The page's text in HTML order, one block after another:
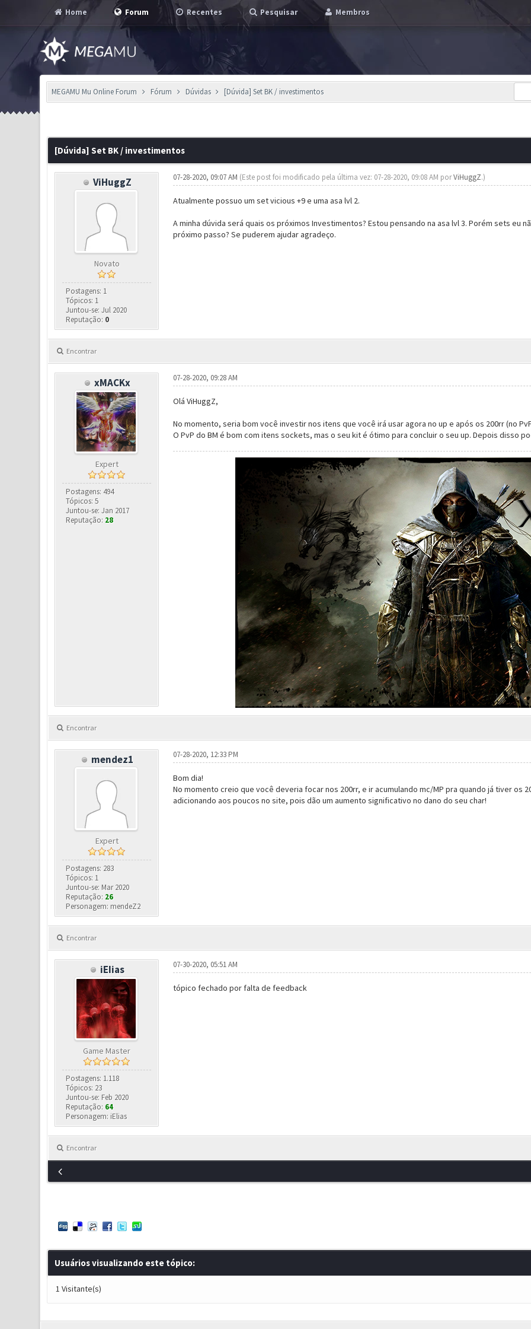
Home Forum Recentes Pesquisar Membros
MEGAMU Mu Online Forum Fórum Dúvidas [Dúvida] Set BK / investimentos
[Dúvida] Set BK / investimentos
ViHuggZ
Novato
Postagens: 1
Tópicos: 1
Juntou-se: Jul 2020
Reputação: 0
07-28-2020, 09:07 AM (Este post foi modificado pela última vez: 07-28-2020, 09:08 AM porViHuggZ.)
Atualmente possuo um set vicious +9 e uma asa lvl 2.
A minha dúvida será quais os próximos Investimentos? Estou pensando na asa lvl 3. Porém sets eu
próximo passo? Se puderem ajudar agradeço.
Encontrar
xMACKx
Expert
Postagens: 494
Tópicos: 5
Juntou-se: Jan 2017
Reputação: 28
07-28-2020, 09:28 AM
Olá ViHuggZ,
No momento, seria bom você investir nos itens que você irá usar agora no up e após os 200rr (no
O PvP do BM é bom com itens sockets, mas o seu kit é ótimo para concluir o seu up. Depois disso
Encontrar
mendez1
Expert
Postagens: 283
Tópicos: 1
Juntou-se: Mar 2020
Reputação: 26
Personagem: mendeZ2
07-28-2020, 12:33 PM
Bom dia!
No momento creio que você deveria focar nos 200rr, e ir acumulando mc/MP pra quando já tiver os
adicionando aos poucos no site, pois dão um aumento significativo no dano do seu char!
Encontrar
iEIias
Game Master
Postagens: 1.118
Tópicos: 23
Juntou-se: Feb 2020
Reputação: 64
Personagem: iElias
07-30-2020, 05:51 AM
tópico fechado por falta de feedback
Encontrar
Usuários visualizando este tópico:
1 Visitante(s)